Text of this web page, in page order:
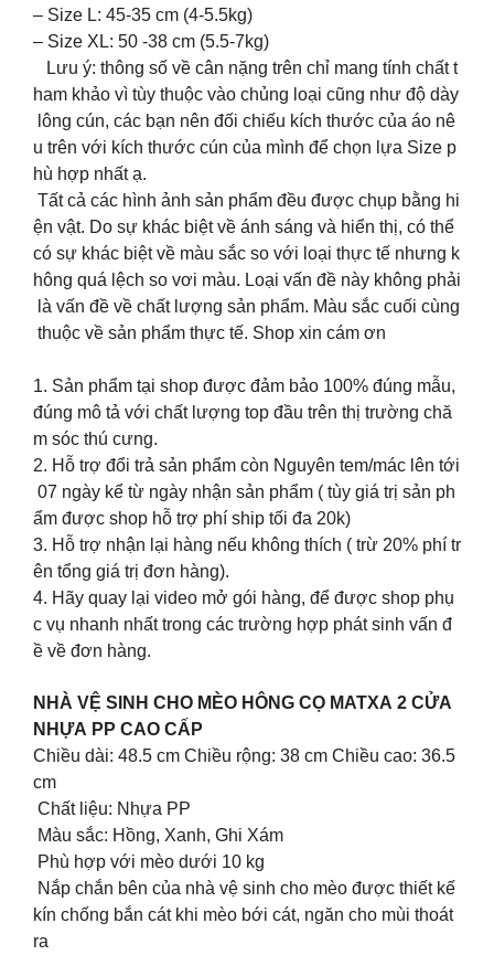
– Size L: 45-35 cm (4-5.5kg)
– Size XL: 50 -38 cm (5.5-7kg)
Lưu ý: thông số về cân nặng trên chỉ mang tính chất t
ham khảo vì tùy thuộc vào chủng loại cũng như độ dày
lông cún, các bạn nên đối chiếu kích thước của áo nê
u trên với kích thước cún của mình để chọn lựa Size p
hù hợp nhất ạ.
Tất cả các hình ảnh sản phẩm đều được chụp bằng hi
ện vật. Do sự khác biệt về ánh sáng và hiển thị, có thể
có sự khác biệt về màu sắc so với loại thực tế nhưng k
hông quá lệch so vơi màu. Loại vấn đề này không phải
là vấn đề về chất lượng sản phẩm. Màu sắc cuối cùng
thuộc về sản phẩm thực tế. Shop xin cám ơn
1. Sản phẩm tại shop được đảm bảo 100% đúng mẫu,
đúng mô tả với chất lượng top đầu trên thị trường chă
m sóc thú cưng.
2. Hỗ trợ đổi trả sản phẩm còn Nguyên tem/mác lên tới
07 ngày kể từ ngày nhận sản phẩm ( tùy giá trị sản ph
ẩm được shop hỗ trợ phí ship tối đa 20k)
3. Hỗ trợ nhận lại hàng nếu không thích ( trừ 20% phí tr
ên tổng giá trị đơn hàng).
4. Hãy quay lại video mở gói hàng, để được shop phụ
c vụ nhanh nhất trong các trường hợp phát sinh vấn đ
ề về đơn hàng.
NHÀ VỆ SINH CHO MÈO HÔNG CỌ MATXA 2 CỬA
NHỰA PP CAO CẤP
Chiều dài: 48.5 cm Chiều rộng: 38 cm Chiều cao: 36.5
cm
Chất liệu: Nhựa PP
Màu sắc: Hồng, Xanh, Ghi Xám
Phù hợp với mèo dưới 10 kg
Nắp chắn bên của nhà vệ sinh cho mèo được thiết kế
kín chống bắn cát khi mèo bới cát, ngăn cho mùi thoát
ra